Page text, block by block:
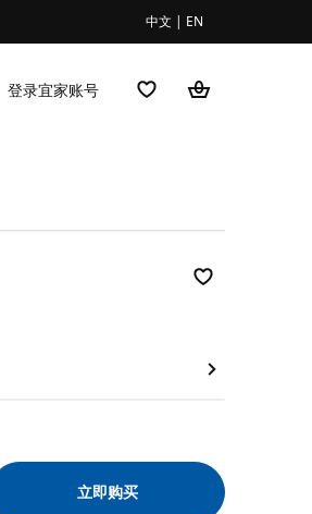
中文 | EN
登录宜家账号
立即购买